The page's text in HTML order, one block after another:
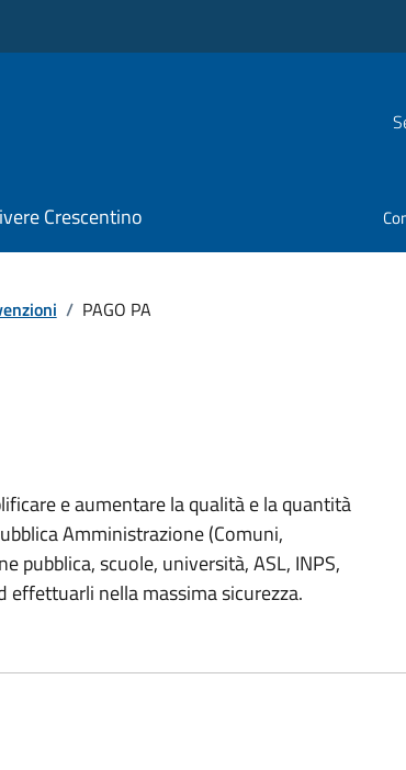
Crescentino
/ PAGO PA
e aumentare la qualità e la quantità
Amministrazione (Comuni,
pubblica, scuole, università, ASL, INPS,
effettuarli nella massima sicurezza.